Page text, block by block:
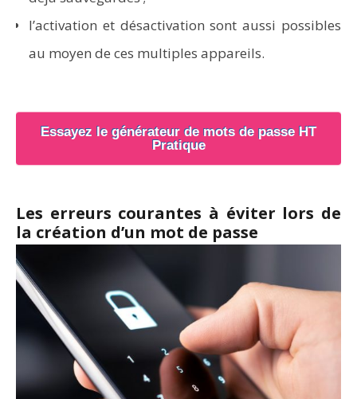
l’activation et désactivation sont aussi possibles
au moyen de ces multiples appareils.
Essayez le générateur de mots de passe HT
Pratique
Les erreurs courantes à éviter lors de
la création d’un mot de passe